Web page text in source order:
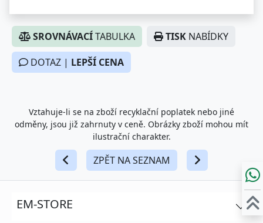
SROVNÁVACÍTABULKA TISK NABÍDKY
DOTAZ | LEPŠÍ CENA
Vztahuje-li se na zboží recyklační poplatek nebo jiné
odměny, jsou již zahrnuty v ceně. Obrázky zboží mohou mít
ilustrační charakter.
ZPĚT NA SEZNAM
EM-STORE